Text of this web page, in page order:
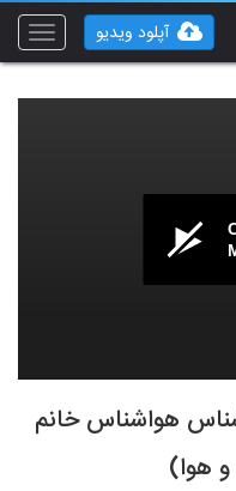
Toggle
آپلود ویدیو
گزارش کارشناس هواشناس خانم
هوا)